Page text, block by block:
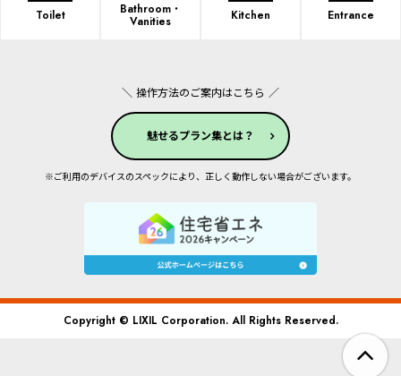
Toilet Bathroom・
Vanities Kitchen Entrance
＼ 操作方法のご案内はこちら ／
魅せるプラン集とは？
※ご利用のデバイスのスペックにより、正しく動作しない場合がございます。
Copyright © LIXIL Corporation. All Rights Reserved.